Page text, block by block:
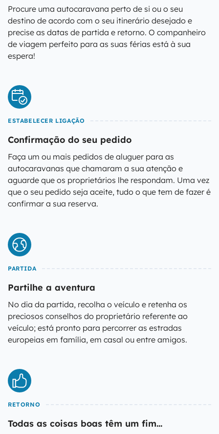
Procure uma autocaravana perto de si ou o seu
destino de acordo com o seu itinerário desejado e
precise as datas de partida e retorno. O companheiro
de viagem perfeito para as suas férias está à sua
espera!
ESTABELECER LIGAÇÃO
Confirmação do seu pedido
Faça um ou mais pedidos de aluguer para as
autocaravanas que chamaram a sua atenção e
aguarde que os proprietários lhe respondam. Uma vez
que o seu pedido seja aceite, tudo o que tem de fazer é
confirmar a sua reserva.
PARTIDA
Partilhe a aventura
No dia da partida, recolha o veículo e retenha os
preciosos conselhos do proprietário referente ao
veículo; está pronto para percorrer as estradas
europeias em família, em casal ou entre amigos.
RETORNO
Todas as coisas boas têm um fim...